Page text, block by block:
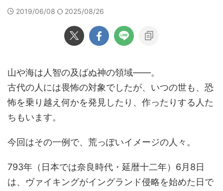
2019/06/08 2025/08/26
山や海は人智の及ばぬ神の領域――。
古代の人には畏怖の対象でしたが、いつの世も、恐
怖を乗り越え何かを発見したり、作ったりする人た
ちもいます。
今回はその一例で、荒っぽいイメージの人々。
793年（日本では奈良時代・延暦十二年）6月8日
は、ヴァイキングがイングランド侵略を始めた日で